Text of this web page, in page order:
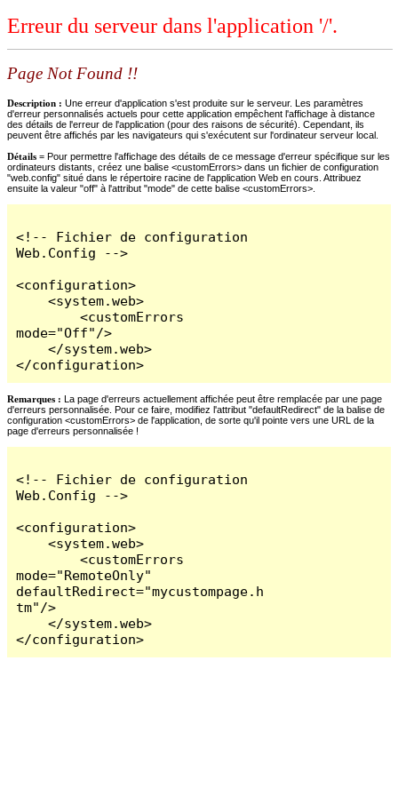
Erreur du serveur dans l'application '/'.
Page Not Found !!
Description : Une erreur d'application s'est produite sur le serveur. Les paramètres
d'erreur personnalisés actuels pour cette application empêchent l'affichage à distance
des détails de l'erreur de l'application (pour des raisons de sécurité). Cependant, ils
peuvent être affichés par les navigateurs qui s'exécutent sur l'ordinateur serveur local.
Détails = Pour permettre l'affichage des détails de ce message d'erreur spécifique sur les
ordinateurs distants, créez une balise <customErrors> dans un fichier de configuration
"web.config" situé dans le répertoire racine de l'application Web en cours. Attribuez
ensuite la valeur "off" à l'attribut "mode" de cette balise <customErrors>.
<!-- Fichier de configuration
Web.Config -->
<configuration>
    <system.web>
        <customErrors
mode="Off"/>
    </system.web>
</configuration>
Remarques : La page d'erreurs actuellement affichée peut être remplacée par une page
d'erreurs personnalisée. Pour ce faire, modifiez l'attribut "defaultRedirect" de la balise de
configuration <customErrors> de l'application, de sorte qu'il pointe vers une URL de la
page d'erreurs personnalisée !
<!-- Fichier de configuration
Web.Config -->
<configuration>
    <system.web>
        <customErrors
mode="RemoteOnly"
defaultRedirect="mycustompage.h
tm"/>
    </system.web>
</configuration>